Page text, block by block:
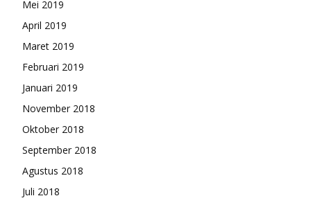
Mei 2019
April 2019
Maret 2019
Februari 2019
Januari 2019
November 2018
Oktober 2018
September 2018
Agustus 2018
Juli 2018